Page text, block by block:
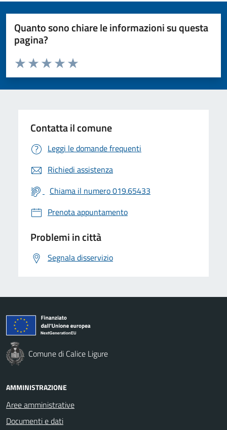
Quanto sono chiare le informazioni su questa
pagina?
Valuta da 1 a 5 stelle la pagina
Valuta 5 stelle su 5
Valuta 4 stelle su 5
Valuta 3 stelle su 5
Valuta 2 stelle su 5
Valuta 1 stelle su 5
Contatta il comune
Leggi le domande frequenti
Richiedi assistenza
Chiama il numero 019.65433
Prenota appuntamento
Problemi in città
Segnala disservizio
Comune di Calice Ligure
AMMINISTRAZIONE
Aree amministrative
Documenti e dati